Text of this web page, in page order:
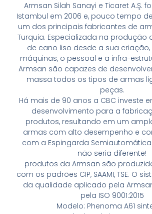
Armsan Silah Sanayi e Ticaret A.Ş.
Istambul em 2006 e, pouco tempo
um dos principais fabricantes de
Turquia. Especializada na produção
de cano liso desde a sua
máquinas, o pessoal e a infra-
Armsan são capazes de
massa todos os tipos de armas
peças.
Há mais de 90 anos a CBC investe
desenvolvimento para a
produtos, resultando em um
armas com alto desempenho e
com a Espingarda
não seria diferente!
produtos da Armsan são
com os padrões CIP, SAAMI, TSE. O
da qualidade aplicado pela
pela ISO 9001:2015
Modelo: Phenoma A61